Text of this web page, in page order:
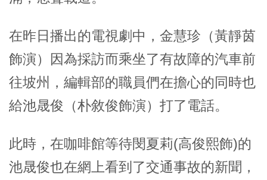
在昨日播出的電視劇中，金慧珍（黃靜茵
飾演）因為採訪而乘坐了有故障的汽車前
往坡州，編輯部的職員們在擔心的同時也
給池晟俊（朴敘俊飾演）打了電話。
此時，在咖啡館等待閔夏莉(高俊熙飾)的
池晟俊也在網上看到了交通事故的新聞，